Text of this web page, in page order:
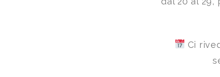
Ci